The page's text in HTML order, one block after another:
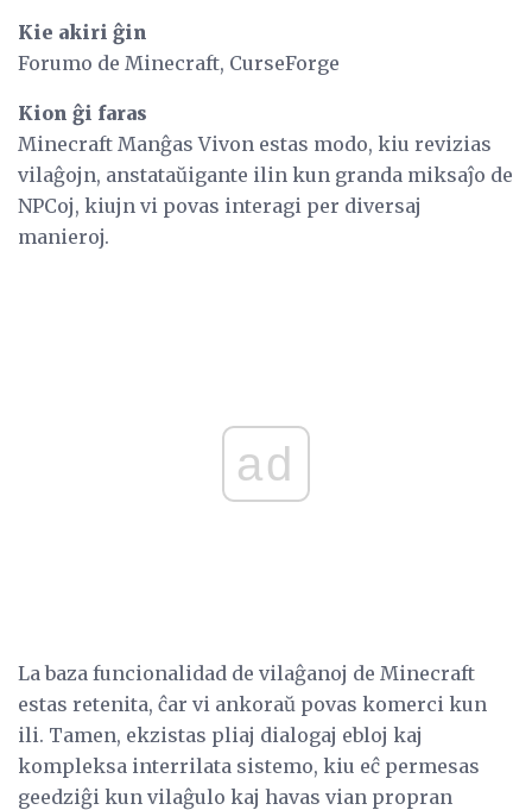
Kie akiri ĝin
Forumo de Minecraft, CurseForge
Kion ĝi faras
Minecraft Manĝas Vivon estas modo, kiu revizias
vilaĝojn, anstataŭigante ilin kun granda miksaĵo de
NPCoj, kiujn vi povas interagi per diversaj
manieroj.
ad
La baza funcionalidad de vilaĝanoj de Minecraft
estas retenita, ĉar vi ankoraŭ povas komerci kun
ili. Tamen, ekzistas pliaj dialogaj ebloj kaj
kompleksa interrilata sistemo, kiu eĉ permesas
geedziĝi kun vilaĝulo kaj havas vian propran